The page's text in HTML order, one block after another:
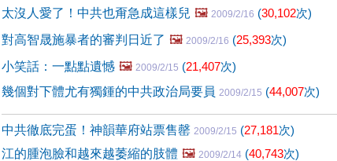
太沒人愛了！中共也甭急成這樣兒 🖼️ 2009/2/16 (30,102次)
對高智晟施暴者的審判日近了 🖼️ 2009/2/16 (25,393次)
小笑話：一點點遺憾 🖼️ 2009/2/15 (21,407次)
幾個對下體尤有獨鍾的中共政治局要員 2009/2/15 (44,007次)
中共徹底完蛋！神韻華府站票售罄 2009/2/15 (27,181次)
江的腫泡臉和越來越萎縮的肢體 🖼️ 2009/2/14 (40,743次)